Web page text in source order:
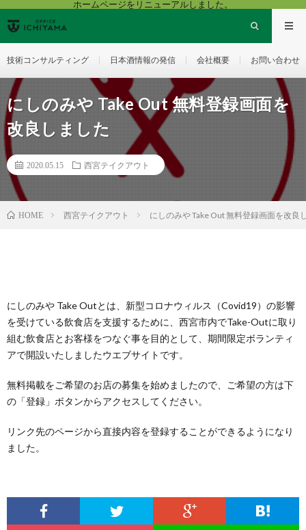
ホームページをリニューアルしました。
技術コンサルティング 日本酒情報の発信 会社概要 お問い合わせ
にしのみや Take Out 無料登録画面を
改良しました
2020.05.15 西宮テイクアウト
HOME 西宮テイクアウト にしのみや Take Out 無料登録画面を改良
にしのみや Take Outとは、新型コロナウィルス（Covid19）の影響
を受けている飲食店を支援するために、西宮市内でTake-Outに取り
組む飲食店とお客様をつなぐ事を目的として、期間限定ボランティ
アで開設いたしましたウエブサイトです。
無料掲載をご希望のお店の募集を始めましたので、ご希望の方は下
の「登録」ボタンからアクセスしてください。
リンク先のページから直接内容を登録することができるようになり
ました。